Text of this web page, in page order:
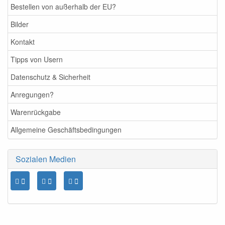
Bestellen von außerhalb der EU?
Bilder
Kontakt
Tipps von Usern
Datenschutz & Sicherheit
Anregungen?
Warenrückgabe
Allgemeine Geschäftsbedingungen
Sozialen Medien